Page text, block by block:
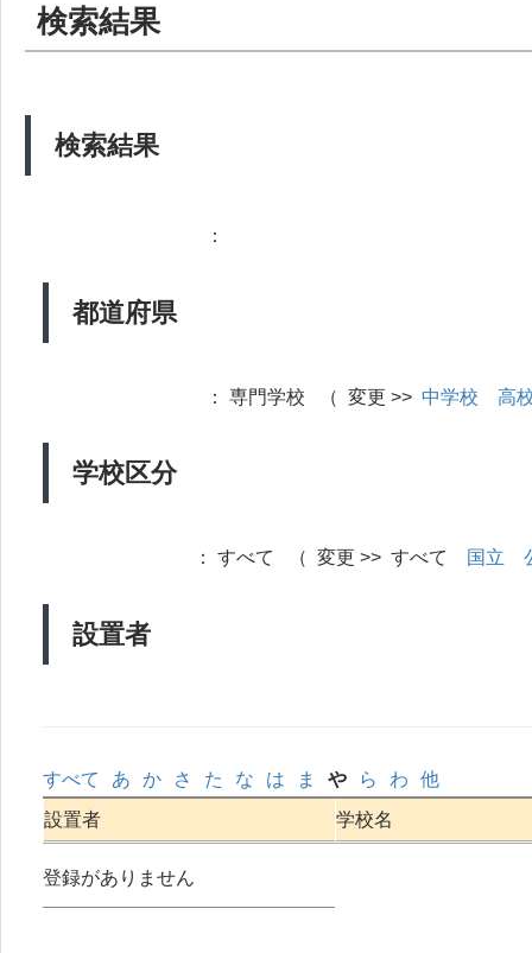
検索結果
検索結果
都道府県
：
学校区分
： 専門学校 （ 変更 >> 中学校 高
設置者
： すべて （ 変更 >> すべて 国立
すべて あ か さ た な は ま や ら わ
他
設置者
学校名
登録がありません